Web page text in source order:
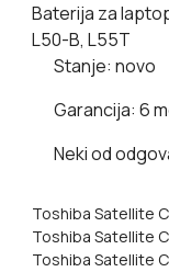
Baterija za
L50-B, L55T
Stanje: novo
Garancija: 6
Neki od
Toshiba Satellite
Toshiba Satellite
Toshiba Satellite